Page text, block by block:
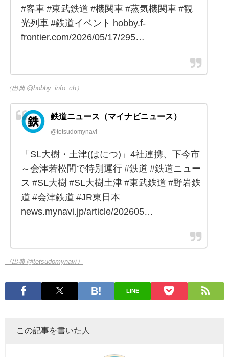
#客車 #東武鉄道 #機関車 #蒸気機関車 #観
光列車 #鉄道イベント hobby.f-
frontier.com/2026/05/17/295…
（出典 @hobby_info_ch）
鉄道ニュース（マイナビニュース）
@tetsudomynavi
「SL大樹・土津(はにつ)」4社連携、下今市
～会津若松間で特別運行 #鉄道 #鉄道ニュー
ス #SL大樹 #SL大樹土津 #東武鉄道 #野岩鉄
道 #会津鉄道 #JR東日本
news.mynavi.jp/article/202605…
（出典 @tetsudomynavi）
LINE
この記事を書いた人